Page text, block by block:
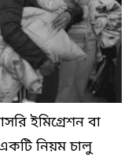
ইমিগ্রেশন বা
নিয়ম চালু